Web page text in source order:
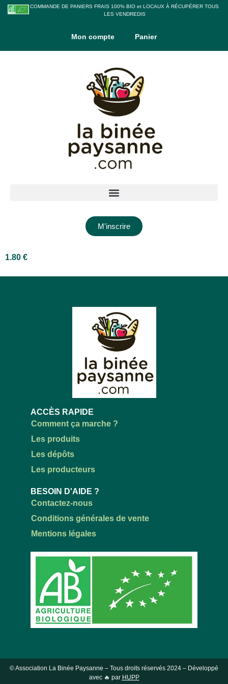
COMMANDE DE PANIERS FRAIS 100% BIO et LOCAUX À RÉCUPÉRER TOUS
LES VENDREDIS
Mon compte Panier
M'inscrire
1.80 €
ACCÈS RAPIDE
Comment ça marche ?
Les produits
Les dépôts
Les producteurs
BESOIN D'AIDE ?
Contactez-nous
Conditions générales de vente
Mentions légales
© Association La Binée Paysanne – Tous droits réservés 2024 – Développé
avec 🔥 par HUPP